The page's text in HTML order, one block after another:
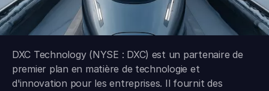
DXC Technology (NYSE : DXC) est un partenaire de
premier plan en matière de technologie et
d'innovation pour les entreprises. Il fournit des